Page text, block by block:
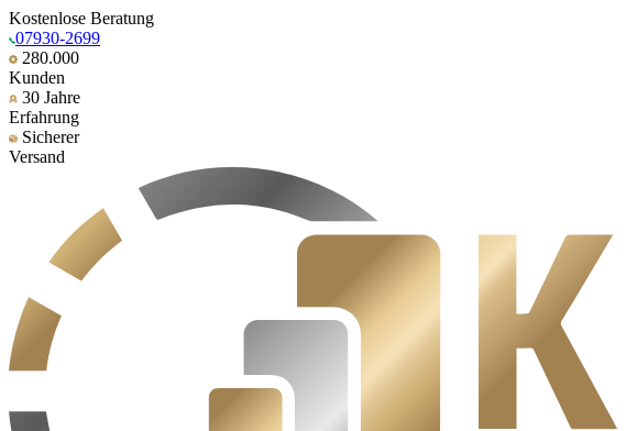
Kostenlose Beratung
07930-2699
280.000
Kunden
30 Jahre
Erfahrung
Sicherer
Versand